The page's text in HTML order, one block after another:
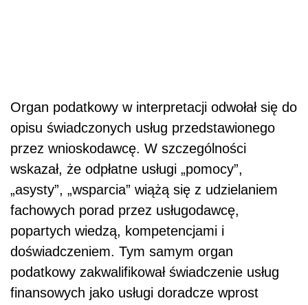
Organ podatkowy w interpretacji odwołał się do
opisu świadczonych usług przedstawionego
przez wnioskodawcę. W szczególności
wskazał, że odpłatne usługi „pomocy”,
„asysty”, „wsparcia” wiążą się z udzielaniem
fachowych porad przez usługodawcę,
popartych wiedzą, kompetencjami i
doświadczeniem. Tym samym organ
podatkowy zakwalifikował świadczenie usług
finansowych jako usługi doradcze wprost